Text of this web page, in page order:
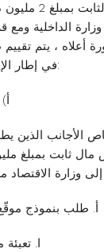
برأس المال
وزارة الداخلية ومع
أعلاه ، يتم
في إطار الإجراءات والمبادئ التالية:
الأجانب الذين
مال ثابت بمبلغ
أ. طلب بنموذج
ا.